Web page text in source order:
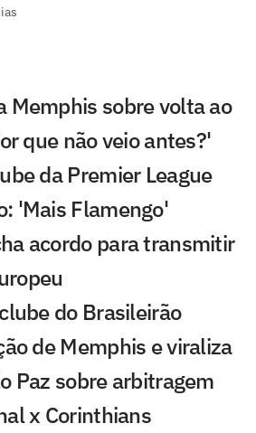
Memphis sobre volta ao
que não veio antes?'
da Premier League
'Mais Flamengo'
acordo para transmitir
do Brasileirão
de Memphis e viraliza
Paz sobre arbitragem
x Corinthians